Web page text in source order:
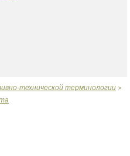
технической терминологии >